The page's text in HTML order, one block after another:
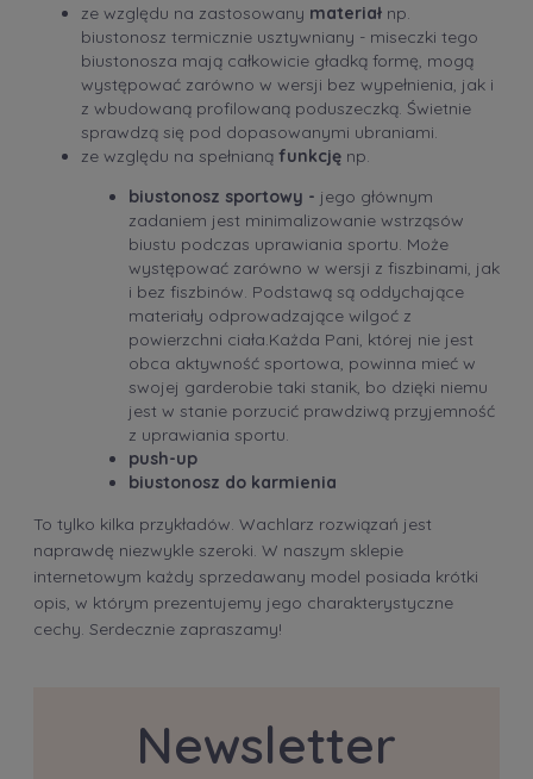
ze względu na zastosowany materiał np.
biustonosz termicznie usztywniany - miseczki tego
biustonosza mają całkowicie gładką formę, mogą
występować zarówno w wersji bez wypełnienia, jak i
z wbudowaną profilowaną poduszeczką. Świetnie
sprawdzą się pod dopasowanymi ubraniami.
ze względu na spełnianą funkcję np.
biustonosz sportowy - jego głównym
zadaniem jest minimalizowanie wstrząsów
biustu podczas uprawiania sportu. Może
występować zarówno w wersji z fiszbinami, jak
i bez fiszbinów. Podstawą są oddychające
materiały odprowadzające wilgoć z
powierzchni ciała.Każda Pani, której nie jest
obca aktywność sportowa, powinna mieć w
swojej garderobie taki stanik, bo dzięki niemu
jest w stanie porzucić prawdziwą przyjemność
z uprawiania sportu.
push-up
biustonosz do karmienia
To tylko kilka przykładów. Wachlarz rozwiązań jest
naprawdę niezwykle szeroki. W naszym sklepie
internetowym każdy sprzedawany model posiada krótki
opis, w którym prezentujemy jego charakterystyczne
cechy. Serdecznie zapraszamy!
Newsletter